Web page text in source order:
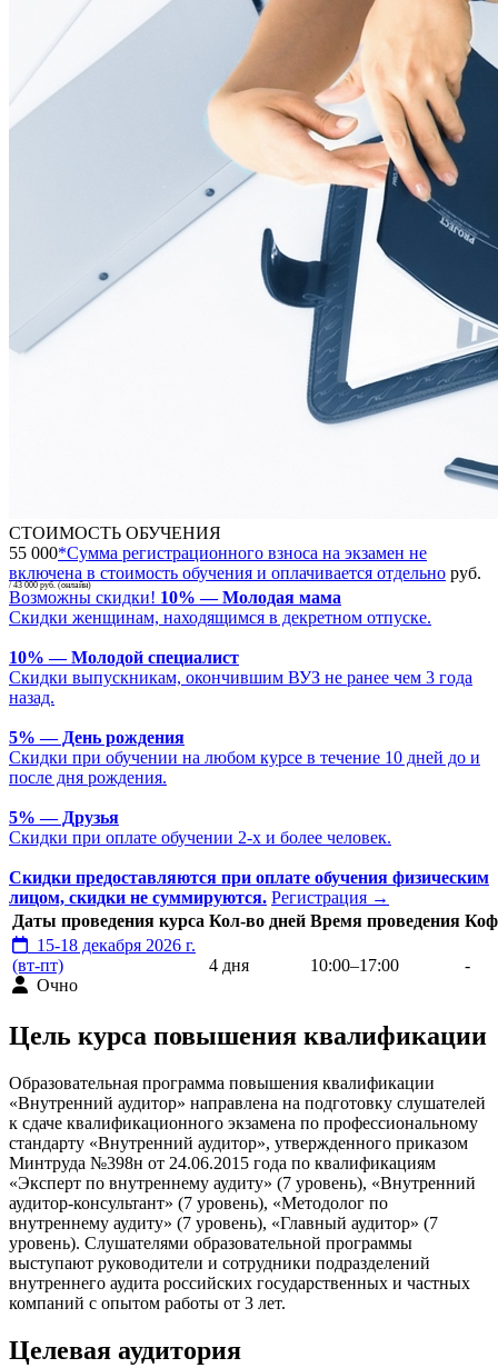
СТОИМОСТЬ ОБУЧЕНИЯ
55 000*Сумма регистрационного взноса на экзамен не
включена в стоимость обучения и оплачивается отдельно руб.
/ 43 000 руб. (онлайн)
Возможны скидки! 10% — Молодая мама
Скидки женщинам, находящимся в декретном отпуске.
10% — Молодой специалист
Скидки выпускникам, окончившим ВУЗ не ранее чем 3 года
назад.
5% — День рождения
Скидки при обучении на любом курсе в течение 10 дней до и
после дня рождения.
5% — Друзья
Скидки при оплате обучении 2-х и более человек.
Скидки предоставляются при оплате обучения физическим
лицом, скидки не суммируются. Регистрация →
Даты проведения курса Кол-во дней Время проведения
15-18 декабря 2026 г.
(вт-пт)
Очно
4 дня 10:00–17:00 -
Цель курса повышения квалификации
Образовательная программа повышения квалификации
«Внутренний аудитор» направлена на подготовку слушателей
к сдаче квалификационного экзамена по профессиональному
стандарту «Внутренний аудитор», утвержденного приказом
Минтруда №398н от 24.06.2015 года по квалификациям
«Эксперт по внутреннему аудиту» (7 уровень), «Внутренний
аудитор-консультант» (7 уровень), «Методолог по
внутреннему аудиту» (7 уровень), «Главный аудитор» (7
уровень). Слушателями образовательной программы
выступают руководители и сотрудники подразделений
внутреннего аудита российских государственных и частных
компаний с опытом работы от 3 лет.
Целевая аудитория